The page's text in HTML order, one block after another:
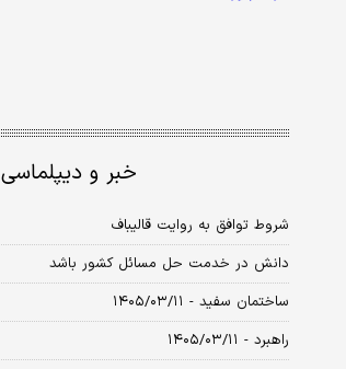
خبر و دیپلماسی
شروط توافق به روایت قالیباف
دانش در خدمت حل مسائل کشور باشد
ساختمان سفید - ۱۴۰۵/۰۳/۱۱
راهبرد - ۱۴۰۵/۰۳/۱۱